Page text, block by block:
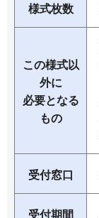
様式枚数
この様式以
外に
必要となる
もの
受付窓口
受付期間